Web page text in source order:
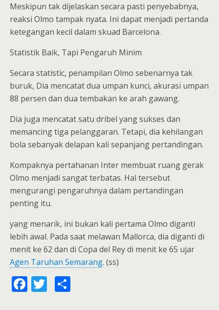
Meskipun tak dijelaskan secara pasti penyebabnya,
reaksi Olmo tampak nyata. Ini dapat menjadi pertanda
ketegangan kecil dalam skuad Barcelona.
Statistik Baik, Tapi Pengaruh Minim
Secara statistic, penampilan Olmo sebenarnya tak
buruk, Dia mencatat dua umpan kunci, akurasi umpan
88 persen dan dua tembakan ke arah gawang.
Dia juga mencatat satu dribel yang sukses dan
memancing tiga pelanggaran. Tetapi, dia kehilangan
bola sebanyak delapan kali sepanjang pertandingan.
Kompaknya pertahanan Inter membuat ruang gerak
Olmo menjadi sangat terbatas. Hal tersebut
mengurangi pengaruhnya dalam pertandingan
penting itu.
yang menarik, ini bukan kali pertama Olmo diganti
lebih awal. Pada saat melawan Mallorca, dia diganti di
menit ke 62 dan di Copa del Rey di menit ke 65 ujar
Agen Taruhan Semarang. (ss)
F T